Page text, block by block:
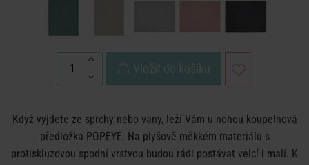
Vložit do košíku
Když vyjdete ze sprchy nebo vany, leží Vám u nohou koupelnová
předložka POPEYE. Na plyšově měkkém materiálu s
protiskluzovou spodní vrstvou budou rádi postávat velcí i malí. K